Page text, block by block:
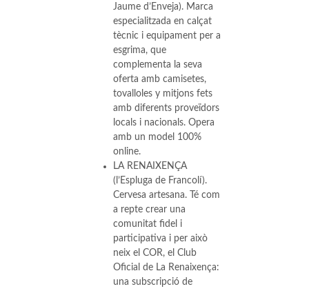
Jaume d’Enveja). Marca
especialitzada en calçat
tècnic i equipament per a
esgrima, que
complementa la seva
oferta amb camisetes,
tovalloles y mitjons fets
amb diferents proveïdors
locals i nacionals. Opera
amb un model 100%
online.
LA RENAIXENÇA
(l’Espluga de Francolí).
Cervesa artesana. Té com
a repte crear una
comunitat fidel i
participativa i per això
neix el COR, el Club
Oficial de La Renaixença:
una subscripció de